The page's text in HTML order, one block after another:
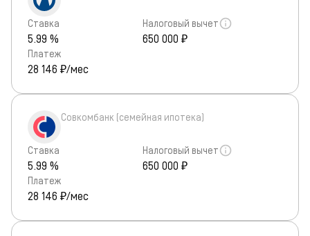
Ставка
5.99 %
Налоговый вычет
650 000 ₽
Платеж
28 146 ₽/мес
Совкомбанк (семейная ипотека)
Ставка
5.99 %
Налоговый вычет
650 000 ₽
Платеж
28 146 ₽/мес